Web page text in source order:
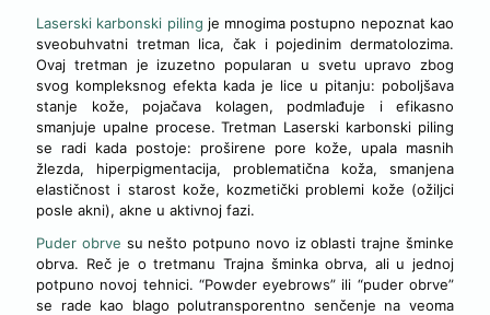
Laserski karbonski piling je mnogima postupno nepoznat kao
sveobuhvatni tretman lica, čak i pojedinim dermatolozima.
Ovaj tretman je izuzetno popularan u svetu upravo zbog
svog kompleksnog efekta kada je lice u pitanju: poboljšava
stanje kože, pojačava kolagen, podmlađuje i efikasno
smanjuje upalne procese. Tretman Laserski karbonski piling
se radi kada postoje: proširene pore kože, upala masnih
žlezda, hiperpigmentacija, problematična koža, smanjena
elastičnost i starost kože, kozmetički problemi kože (ožiljci
posle akni), akne u aktivnoj fazi.
Puder obrve su nešto potpuno novo iz oblasti trajne šminke
obrva. Reč je o tretmanu Trajna šminka obrva, ali u jednoj
potpuno novoj tehnici. “Powder eyebrows” ili “puder obrve”
se rade kao blago polutransporentno senčenje na veoma